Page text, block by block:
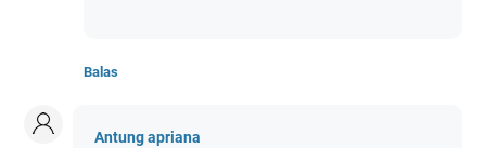
Balas
Antung apriana